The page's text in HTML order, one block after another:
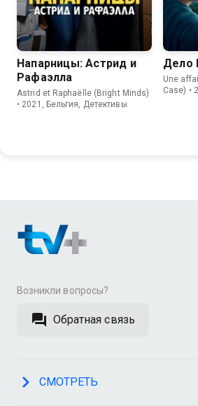
8.5 8.2
Напарницы: Астрид и
Рафаэлла
Astrid et Raphaëlle (Bright Minds)
• 2021, Бельгия, Детективы
Дело
Une
Case) •
Возникли вопросы?
Обратная связь
СМОТРЕТЬ